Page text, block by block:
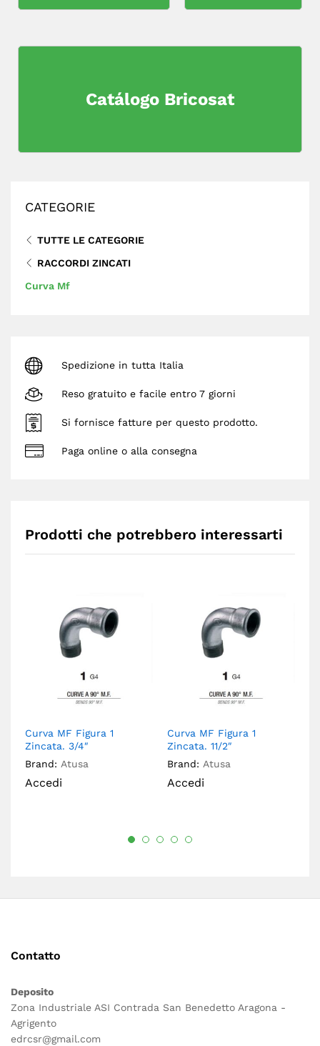
Catálogo Bricosat
CATEGORIE
TUTTE LE CATEGORIE
RACCORDI ZINCATI
Curva Mf
Spedizione in tutta Italia
Reso gratuito e facile entro 7 giorni
Si fornisce fatture per questo prodotto.
Paga online o alla consegna
Prodotti che potrebbero interessarti
Curva MF Figura 1
Zincata. 3/4″
Brand: Atusa
Accedi
Curva MF Figura 1
Zincata. 11/2″
Brand: Atusa
Accedi
Contatto
Deposito
Zona Industriale ASI Contrada San Benedetto Aragona -
Agrigento
edrcsr@gmail.com